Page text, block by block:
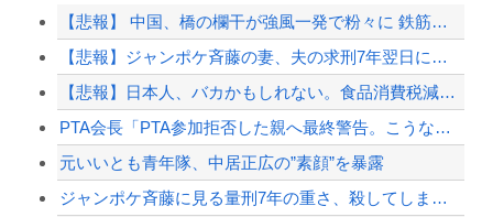
【悲報】 中国、橋の欄干が強風一発で粉々に 鉄筋ゼロ 当局「接着剤でくっつけただ...
【悲報】ジャンポケ斉藤の妻、夫の求刑7年翌日にウキウキでInstagram更新
【悲報】日本人、バカかもしれない。食品消費税減税（8%→1%）に93.2%が賛成...
PTA会長「PTA参加拒否した親へ最終警告。こうなってもいい？」
元いいとも青年隊、中居正広の”素顔”を暴露
ジャンポケ斉藤に見る量刑7年の重さ、殺してしまい傷害致死罪を狙う方が量刑的には軽...